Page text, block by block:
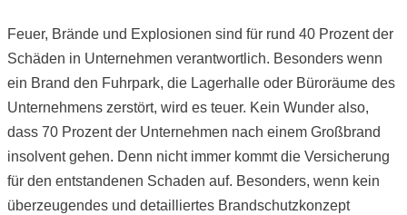
Feuer, Brände und Explosionen sind für rund 40 Prozent der
Schäden in Unternehmen verantwortlich. Besonders wenn
ein Brand den Fuhrpark, die Lagerhalle oder Büroräume des
Unternehmens zerstört, wird es teuer. Kein Wunder also,
dass 70 Prozent der Unternehmen nach einem Großbrand
insolvent gehen. Denn nicht immer kommt die Versicherung
für den entstandenen Schaden auf. Besonders, wenn kein
überzeugendes und detailliertes Brandschutzkonzept